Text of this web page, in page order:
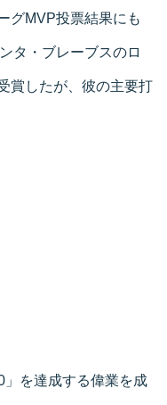
グMVP投票結果にも
タ・ブレーブスのロ
賞したが、彼の主要打
を達成する偉業を成